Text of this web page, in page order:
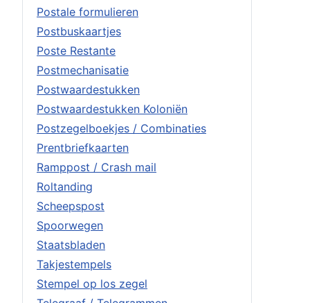
Postale formulieren
Postbuskaartjes
Poste Restante
Postmechanisatie
Postwaardestukken
Postwaardestukken Koloniën
Postzegelboekjes / Combinaties
Prentbriefkaarten
Ramppost / Crash mail
Roltanding
Scheepspost
Spoorwegen
Staatsbladen
Takjestempels
Stempel op los zegel